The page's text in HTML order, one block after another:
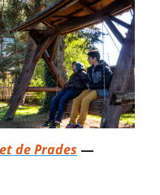
de Prades —